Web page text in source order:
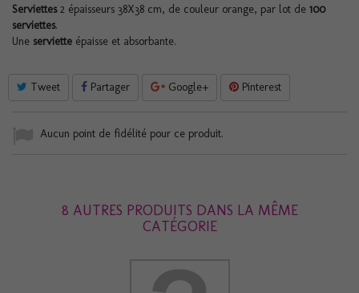
Serviettes2 épaisseurs 38X38 cm, de couleur orange, par lot de 100
serviettes.
Une serviette épaisse et absorbante.
Tweet Partager Google+ Pinterest
Aucun point de fidélité pour ce produit.
8 AUTRES PRODUITS DANS LA MÊME
CATÉGORIE